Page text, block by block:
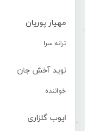
مهیار پوریان
ترانه سرا
نوید آخش جان
خواننده
ایوب گلزاری